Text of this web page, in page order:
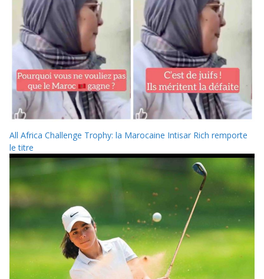
All Africa Challenge Trophy: la Marocaine Intisar Rich remporte
le titre